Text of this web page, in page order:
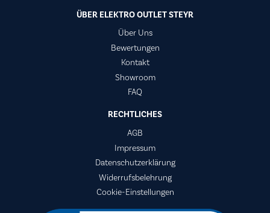
ÜBER ELEKTRO OUTLET STEYR
Über Uns
Bewertungen
Kontakt
Showroom
FAQ
RECHTLICHES
AGB
Impressum
Datenschutzerklärung
Widerrufsbelehrung
Cookie-Einstellungen